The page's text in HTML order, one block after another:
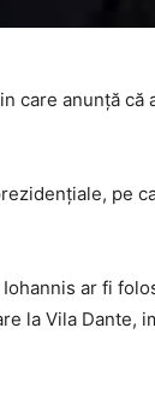
care anunță că
pe
ar fi
la Vila Dante,